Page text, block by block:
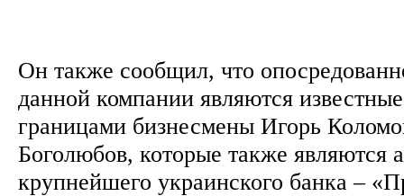
Он также сообщил, что
данной компании являются
границами бизнесмены Игорь
Боголюбов, которые также являются
крупнейшего украинского банка –